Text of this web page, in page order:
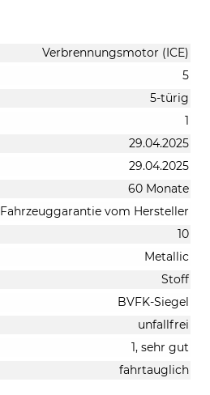
Verbrennungsmotor (ICE)
5
5-türig
1
29.04.2025
29.04.2025
60 Monate
Fahrzeuggarantie vom Hersteller
10
Metallic
Stoff
BVFK-Siegel
unfallfrei
1, sehr gut
fahrtauglich